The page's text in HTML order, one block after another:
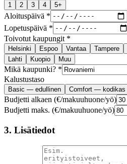
1 2 3 4 5+
Aloituspäivä *
Lopetuspäivä *
Toivotut kaupungit *
Helsinki Espoo Vantaa Tampere
Lahti
Kuopio Muu
Mikä kaupunki? *
Kalustustaso
Basic — edullinen Comfort — kodikas
Budjetti alkaen (€/makuuhuone/yö)
Budjetti maks. (€/makuuhuone/yö)
3. Lisätiedot